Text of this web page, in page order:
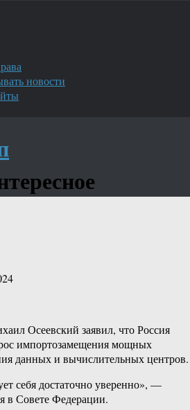
новости
Осеевский заявил, что Россия
импортозамещения мощных
данных и вычислительных центров.
себя достаточно уверенно», —
в Совете Федерации.